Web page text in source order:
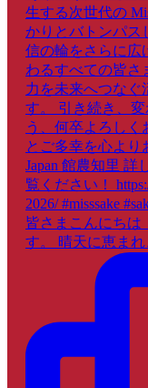
皆さまこんにちは
す。 晴天に恵ま